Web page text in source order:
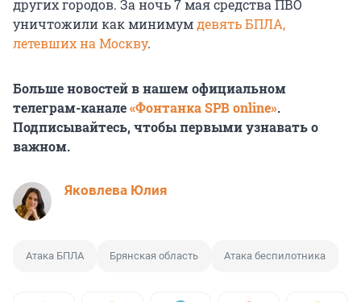
других городов. За ночь7 маясредства ПВО
уничтожили как минимумдевять БПЛА,
летевших на Москву.
Больше новостей в нашем официальном
телеграм-канале«Фонтанка SPB online».
Подписывайтесь, чтобы первыми узнавать о
важном.
Яковлева Юлия
Атака БПЛА Брянская область Атака беспилотника